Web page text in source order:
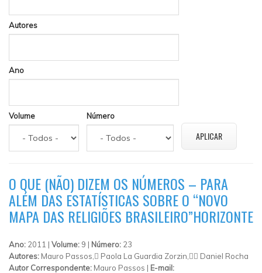
Autores
Ano
Volume Número
O QUE (NÃO) DIZEM OS NÚMEROS – PARA
ALÉM DAS ESTATÍSTICAS SOBRE O “NOVO
MAPA DAS RELIGIÕES BRASILEIRO”HORIZONTE
Ano: 2011 | Volume: 9 | Número: 23
Autores: Mauro Passos, Paola La Guardia Zorzin, Daniel Rocha
Autor Correspondente: Mauro Passos | E-mail: